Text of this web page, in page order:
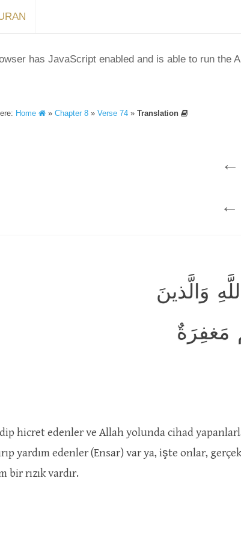
has JavaScript enabled and is able to run the
Home » Chapter 8 » Verse 74 » Translation
←
←
وَالَّذينَ
مَغفِرَةٌ
hicret edenler ve Allah yolunda cihad
yardım edenler (Ensar) var ya, işte onlar,
bir rızık vardır.